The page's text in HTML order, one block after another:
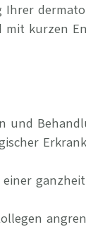
Ihrer
kurzen
und